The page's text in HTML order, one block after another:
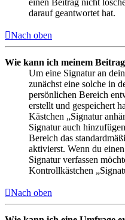
darauf geantwortet hat.
Nach oben
Wie kann ich meinem
Um eine Signatur an
zunächst eine solche in
persönlichen Bereich
erstellt und gespeichert
Kästchen „Signatur
Signatur auch
Bereich das
aktivierst. Wenn du
Signatur verfassen
Kontrollkästchen
Nach oben